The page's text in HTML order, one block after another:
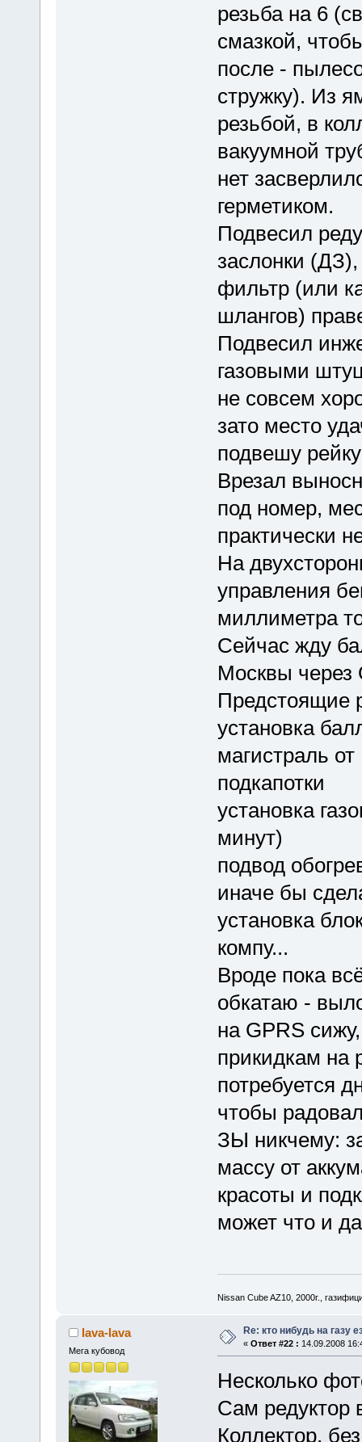
резьба на 6
смазкой,
после -
стружку). Из
резьбой, в
вакуумной
нет
герметиком.
Подвесил
заслонки
фильтр (или
шлангов)
Подвесил
газовыми
не совсем
зато место
подвешу
Врезал
под номер,
практически
На
управления
миллиметра
Сейчас жду
Москвы
Предстоящие
установка
магистраль
подкапотки
установка
минут)
подвод
иначе бы
установка
компу...
Вроде пока
обкатаю -
на GPRS
прикидкам на
потребуется
чтобы
ЗЫ никчему:
массу от
красоты и
может что и
Nissan Cube AZ10, 2000г.,
lava-lava
Мега кубовод
Re: кто нибудь на газу
« Ответ #22 : 14.09.2008
Несколько
Сам редуктор
Коллектор,